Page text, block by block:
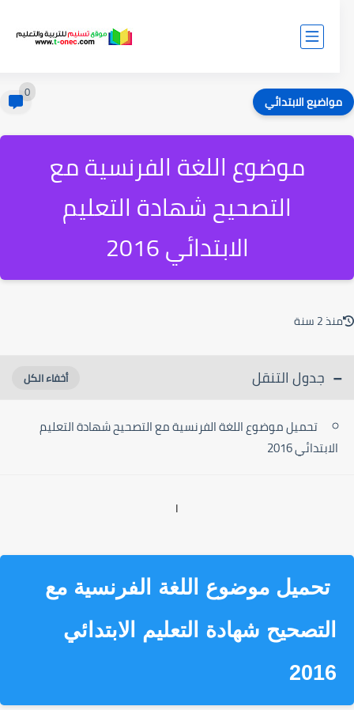
الابتدائي
موضوع اللغة الفرنسية مع
التصحيح شهادة التعليم
الابتدائي 2016
2 سنة
جدول التنقل
تحميل موضوع اللغة الفرنسية مع التصحيح شهادة التعليم
الابتدائي 2016
تحميل موضوع اللغة الفرنسية مع
التصحيح شهادة التعليم الابتدائي
2016